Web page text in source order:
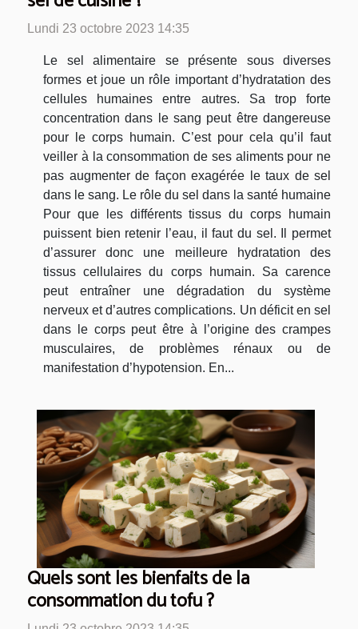
Lundi 23 octobre 2023 14:35
Le sel alimentaire se présente sous diverses
formes et joue un rôle important d’hydratation des
cellules humaines entre autres. Sa trop forte
concentration dans le sang peut être dangereuse
pour le corps humain. C’est pour cela qu’il faut
veiller à la consommation de ses aliments pour ne
pas augmenter de façon exagérée le taux de sel
dans le sang. Le rôle du sel dans la santé humaine
Pour que les différents tissus du corps humain
puissent bien retenir l’eau, il faut du sel. Il permet
d’assurer donc une meilleure hydratation des
tissus cellulaires du corps humain. Sa carence
peut entraîner une dégradation du système
nerveux et d’autres complications. Un déficit en sel
dans le corps peut être à l’origine des crampes
musculaires, de problèmes rénaux ou de
manifestation d’hypotension. En...
Quels sont les bienfaits de la
consommation du tofu ?